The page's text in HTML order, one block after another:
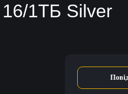
1ТБ Silver